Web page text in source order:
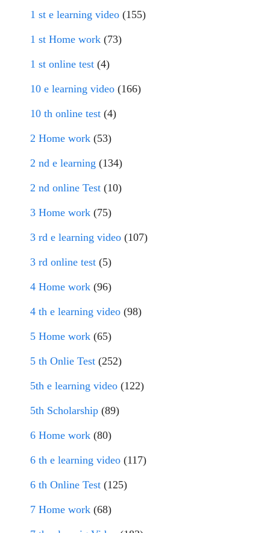
1 st e learning video (155)
1 st Home work (73)
1 st online test (4)
10 e learning video (166)
10 th online test (4)
2 Home work (53)
2 nd e learning (134)
2 nd online Test (10)
3 Home work (75)
3 rd e learning video (107)
3 rd online test (5)
4 Home work (96)
4 th e learning video (98)
5 Home work (65)
5 th Onlie Test (252)
5th e learning video (122)
5th Scholarship (89)
6 Home work (80)
6 th e learning video (117)
6 th Online Test (125)
7 Home work (68)